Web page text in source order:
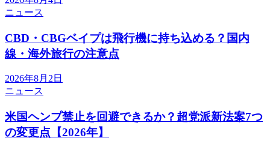
ニュース
CBD・CBGベイプは飛行機に持ち込める？国内
線・海外旅行の注意点
2026年8月2日
ニュース
米国ヘンプ禁止を回避できるか？超党派新法案7つ
の変更点【2026年】